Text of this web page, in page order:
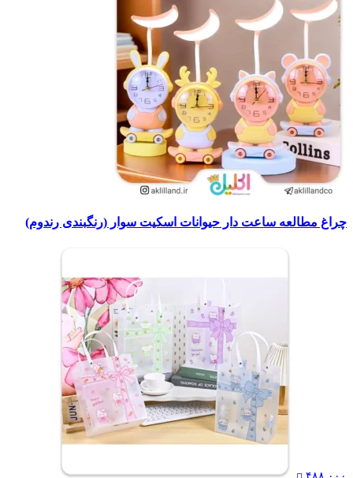
چراغ مطالعه ساعت دار حیوانات اسکیت سوار (رنگبندی رندوم)